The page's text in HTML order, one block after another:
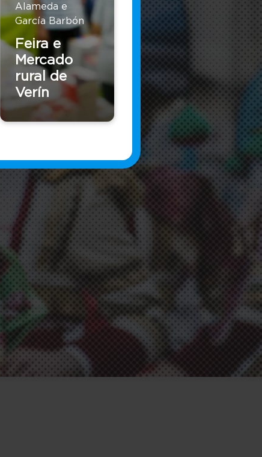
Alameda e
García Barbón
Feira e
Mercado
rural de
Verín